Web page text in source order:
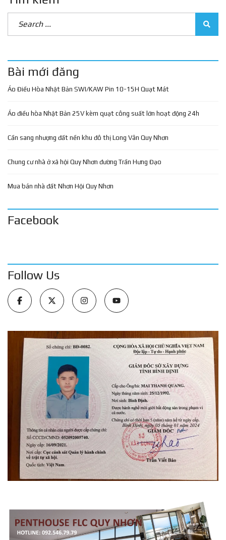
Bài mới đăng
Áo Điều Hòa Nhật Bản SWI/KAW Pin 10-15H Quạt Mát
Áo điều hòa Nhật Bản 25V kèm quạt công suất lớn hoạt động 24h
Cần sang nhượng đất nền khu đô thị Long Vân Quy Nhơn
Chung cư nhà ở xã hội Quy Nhơn đường Trần Hưng Đạo
Mua bán nhà đất Nhơn Hội Quy Nhơn
Facebook
Follow Us